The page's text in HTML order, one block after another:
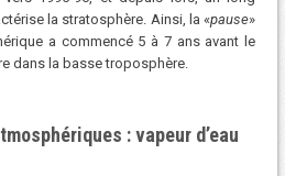
la stratosphère. Ainsi, la «pause»
a commencé 5 à 7 ans avant le
dans la basse troposphère.
: vapeur d’eau